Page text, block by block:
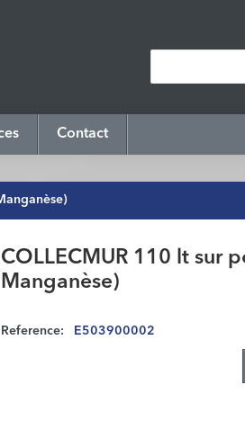
Contact
COLLECMUR 110 lt sur
Manganèse)
Reference: E503900002